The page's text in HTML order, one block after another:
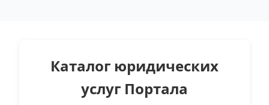
Каталог юридических
услуг Портала